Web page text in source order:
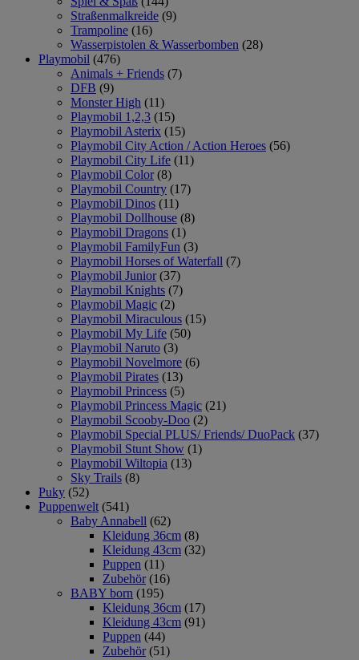
Straßenmalkreide (9)
Trampoline (16)
Wasserpistolen & Wasserbomben (28)
Playmobil (476)
Animals + Friends (7)
DFB (9)
Monster High (11)
Playmobil 1,2,3 (15)
Playmobil Asterix (15)
Playmobil City Action / Action Heroes (56)
Playmobil City Life (11)
Playmobil Color (8)
Playmobil Country (17)
Playmobil Dinos (11)
Playmobil Dollhouse (8)
Playmobil Dragons (1)
Playmobil FamilyFun (3)
Playmobil Horses of Waterfall (7)
Playmobil Junior (37)
Playmobil Knights (7)
Playmobil Magic (2)
Playmobil Miraculous (15)
Playmobil My Life (50)
Playmobil Naruto (3)
Playmobil Novelmore (6)
Playmobil Pirates (13)
Playmobil Princess (5)
Playmobil Princess Magic (21)
Playmobil Scooby-Doo (2)
Playmobil Special PLUS/ Friends/ DuoPack (37)
Playmobil Stunt Show (1)
Playmobil Wiltopia (13)
Sky Trails (8)
Puky (52)
Puppenwelt (541)
Baby Annabell (62)
Kleidung 36cm (8)
Kleidung 43cm (32)
Puppen (11)
Zubehör (16)
BABY born (195)
Kleidung 36cm (17)
Kleidung 43cm (91)
Puppen (44)
Zubehör (51)